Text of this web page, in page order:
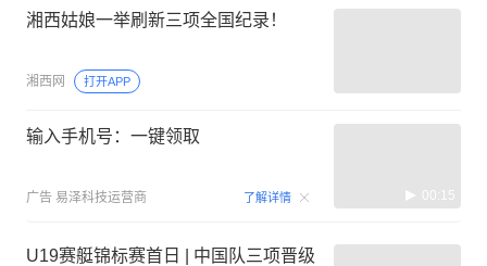
湘西姑娘一举刷新三项全国纪录！
湘西网 打开APP
输入手机号：一键领取
广告 易泽科技运营商 了解详情 00:15
U19赛艇锦标赛首日 | 中国队三项晋级